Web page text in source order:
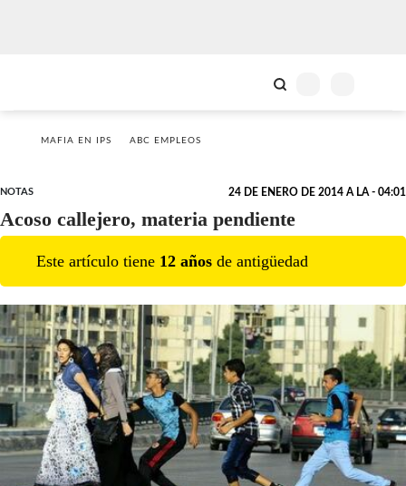
MAFIA EN IPS ABC EMPLEOS
NOTAS 24 DE ENERO DE 2014 A LA - 04:01
Acoso callejero, materia pendiente
Este artículo tiene 12 años de antigüedad